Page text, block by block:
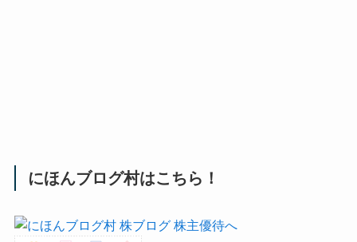
にほんブログ村はこちら！